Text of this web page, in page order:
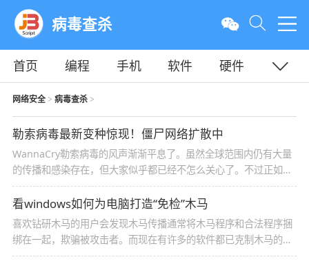
病毒查杀
首页 编程 手机 软件
硬件
教程
平面
网络安全> 病毒查杀>
勒索病毒最新变种惊现！僵尸网络扩散中
WannaCry勒索病毒的风声渐渐平息了。虽然全球范围内仍有大量
的传播和感染存在，但大家似乎都已经不怎么关心了。不过正如地
震之后的余震，病毒传播过程中一般都会出现新的变种，危害往往
更大，所以警惕是不能放松的
看windows如何为电脑打造“免检”木马
喜欢钻研木马的用户会发现木马传播通常将木马程序和合法程序捆
绑在一起，欺骗被攻击者。而现在有许多的软件都已克制木马的传
播了，一起来看看吧